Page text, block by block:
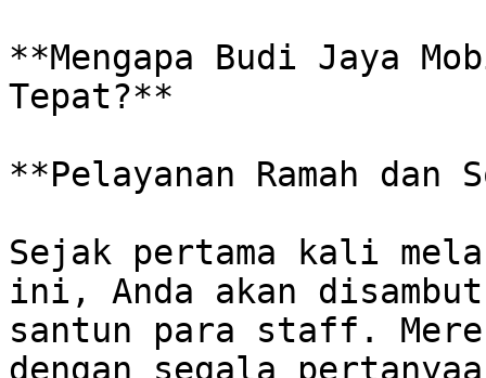
**Mengapa Budi Jaya
Tepat?**
**Pelayanan Ramah dan
Sejak pertama kali
ini, Anda akan disambut
santun para staff.
dengan segala